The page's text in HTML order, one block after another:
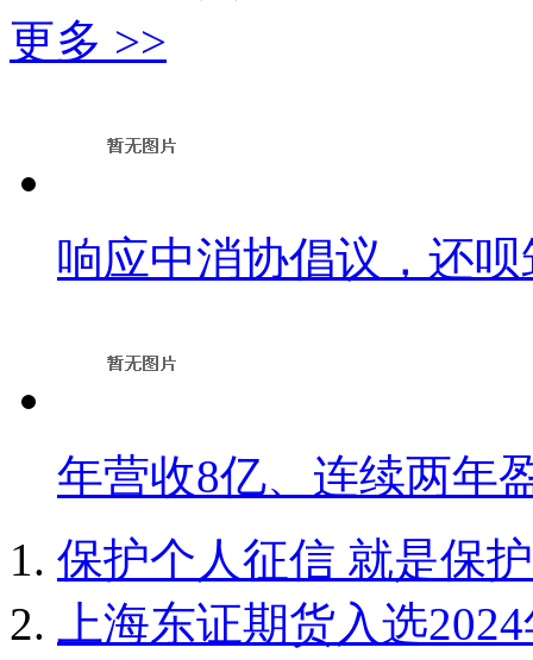
更多 >>
响应中消协倡议，还
年营收8亿、连续两年
保护个人征信 就是保
上海东证期货入选